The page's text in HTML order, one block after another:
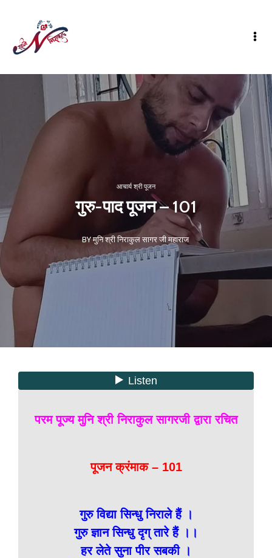
आचार्य श्री पूजन
गुरु-पाद पूजन – 101
BY मुनि श्री निराकुल सागर जी महाराज
परम पूज्य मुनि श्री निराकुल सागरजी द्वारा रचित
पूजन क्रंमाक – 101
गुरु विद्या सिन्धु निराले हैं ।
गुरु ज्ञान सिन्धु दृग् तारे हैं ।।
हर लेते सुना पीर सबकी ।